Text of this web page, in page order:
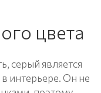
цвета
серый является
интерьере. Он не